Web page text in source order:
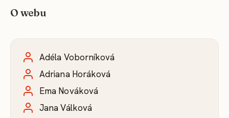
O webu
Adéla Voborníková
Adriana Horáková
Ema Nováková
Jana Válková